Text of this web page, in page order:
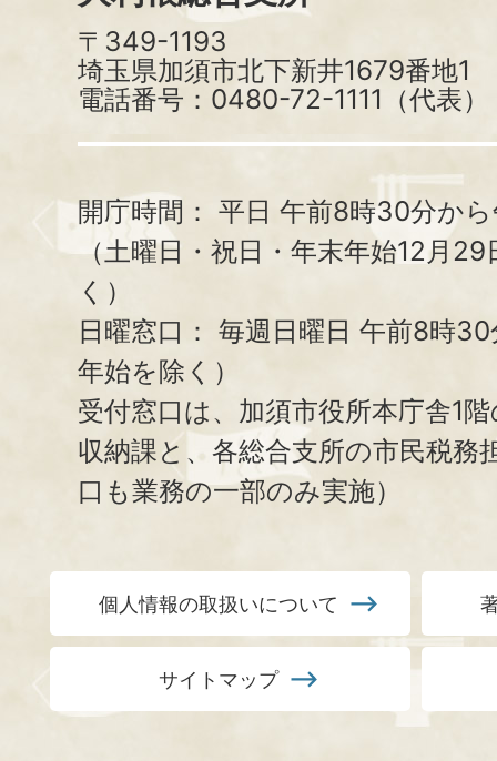
〒349-1193
埼玉県加須市北下新井1679番地1
電話番号：0480-72-1111（代表）
開庁時間： 平日 午前8時30分か
（土曜日・祝日・年末年始12月
く）
日曜窓口： 毎週日曜日 午前8時
年始を除く）
受付窓口は、加須市役所本庁舎1
収納課と、 各総合支所の市民税務
口も業務の一部のみ実施）
個人情報の取扱いについて
サイトマップ